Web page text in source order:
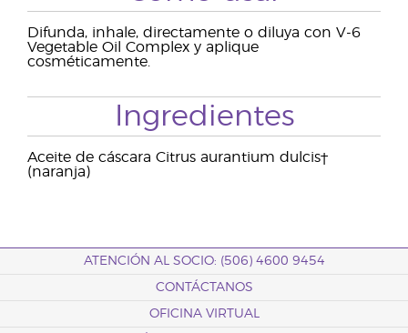
Difunda, inhale, directamente o diluya con V-6
Vegetable Oil Complex y aplique
cosméticamente.
Ingredientes
Aceite de cáscara Citrus aurantium dulcis†
(naranja)
ATENCIÓN AL SOCIO: (506) 4600 9454
CONTÁCTANOS
OFICINA VIRTUAL